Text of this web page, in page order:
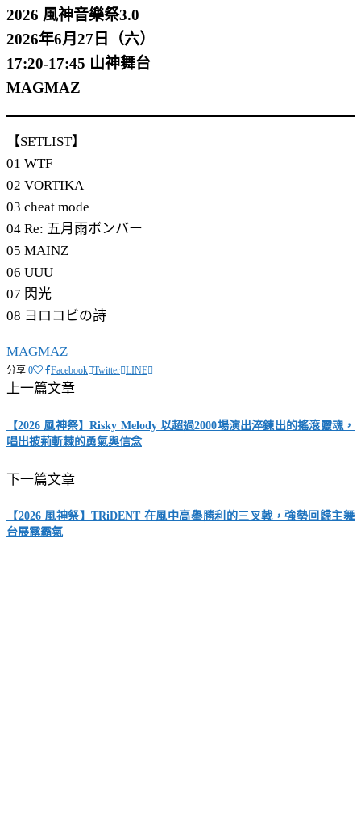
2026 風神音樂祭3.0
2026年6月27日（六）
17:20-17:45 山神舞台
MAGMAZ
【SETLIST】
01 WTF
02 VORTIKA
03 cheat mode
04 Re: 五月雨ボンバー
05 MAINZ
06 UUU
07 閃光
08 ヨロコビの詩
MAGMAZ
分享 0 Facebook Twitter LINE
上一篇文章
【2026 風神祭】Risky Melody 以超過2000場演出淬鍊出的搖滾靈魂，
唱出披荊斬棘的勇氣與信念
下一篇文章
【2026 風神祭】TRiDENT 在風中高舉勝利的三叉戟，強勢回歸主舞
台展露霸氣